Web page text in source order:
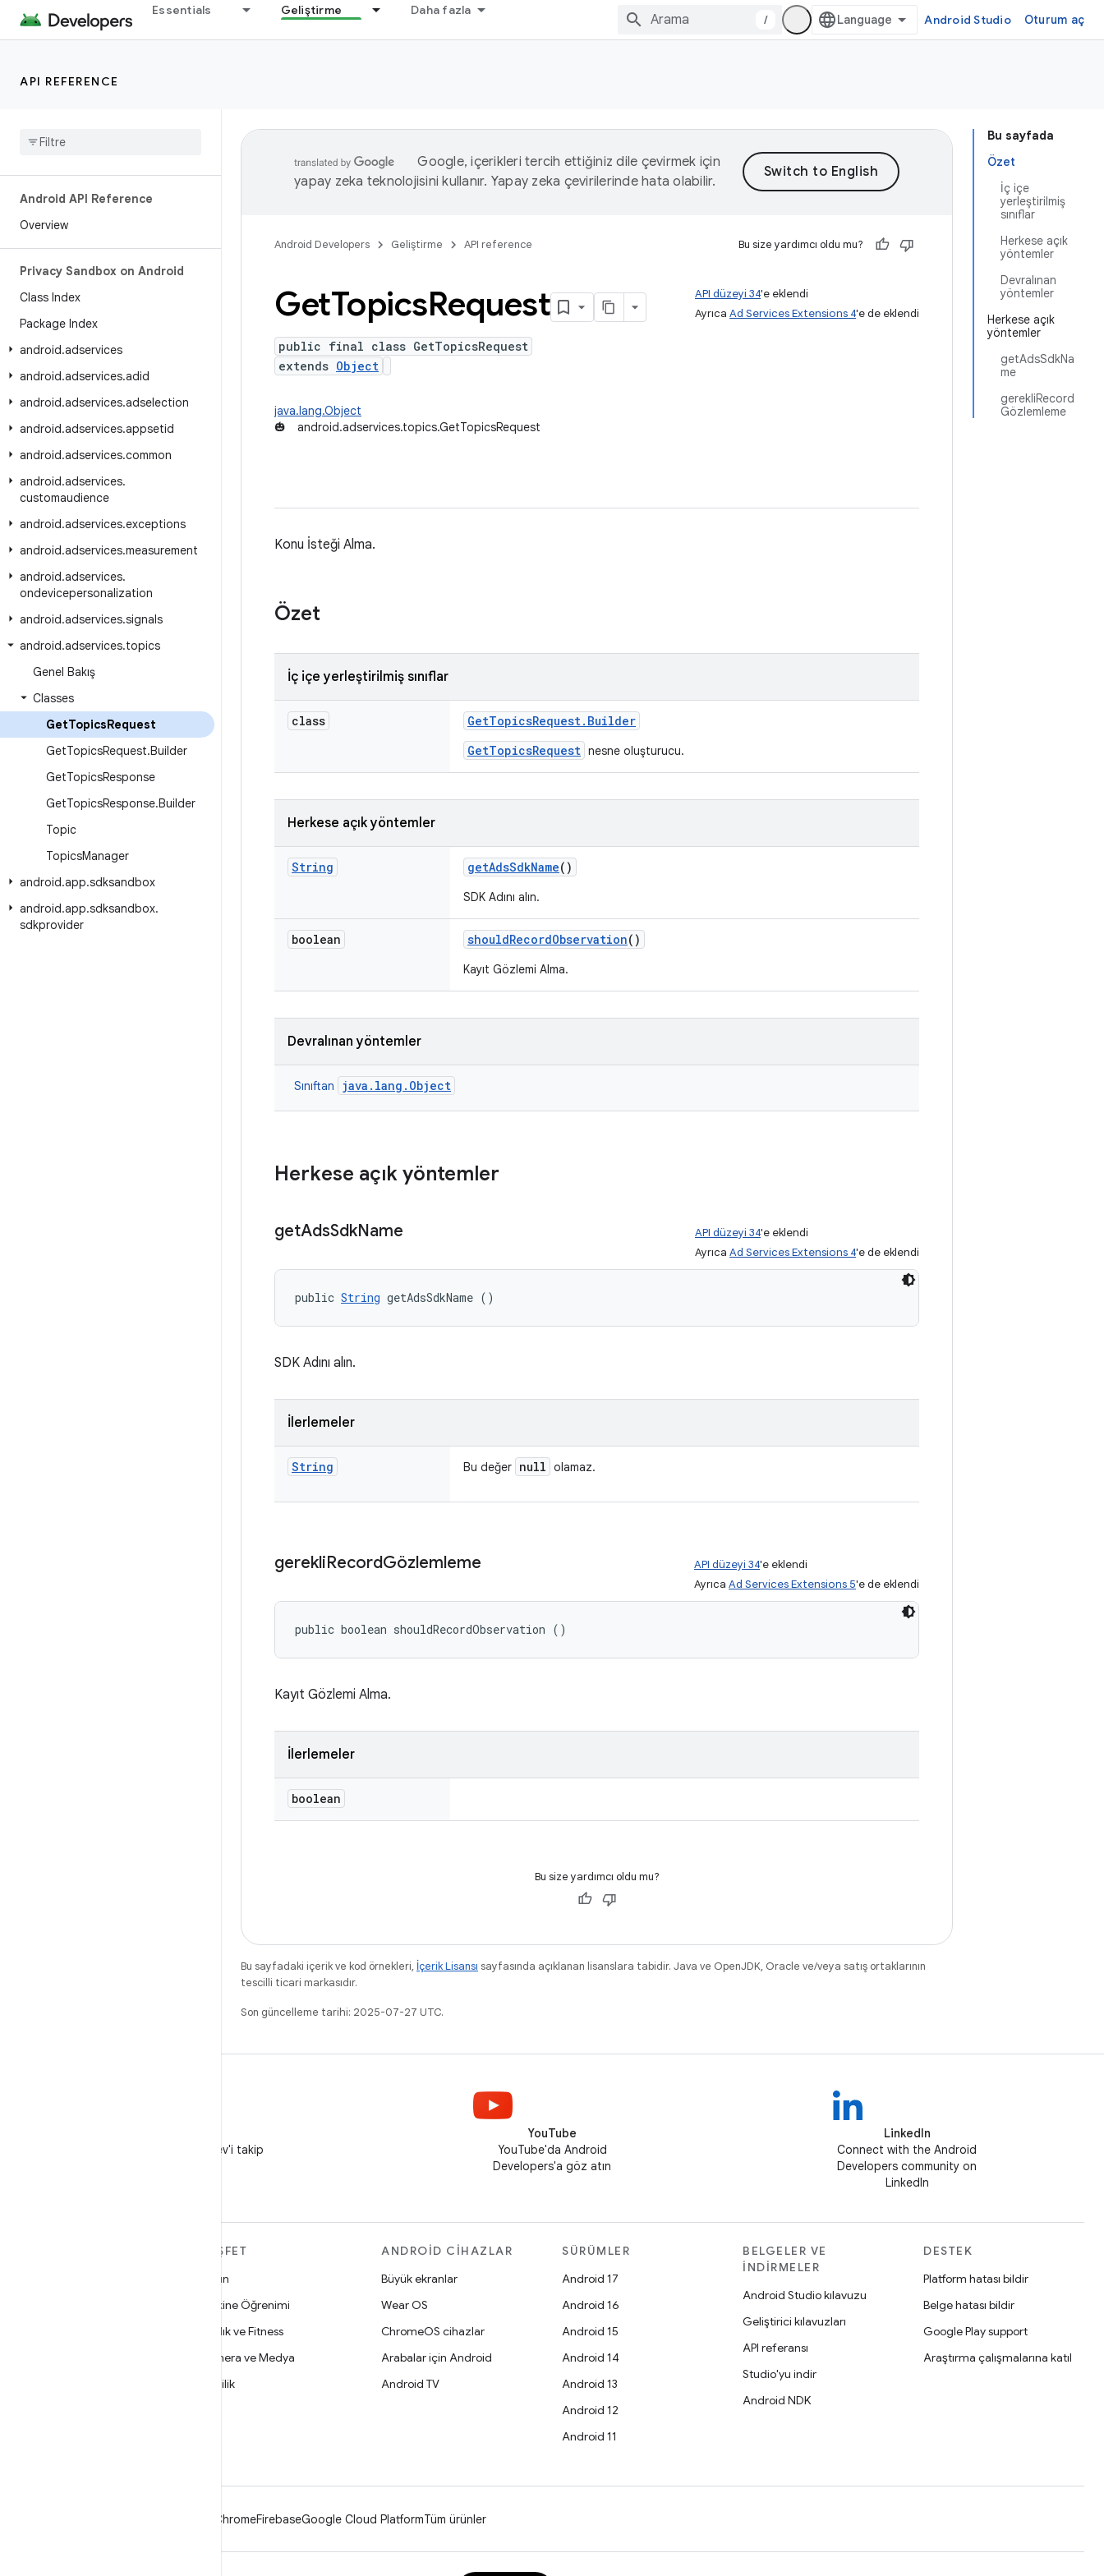
Essentials Geliştirme Daha fazla
/ Android Studio Oturum aç
API REFERENCE
Android API Reference
Overview
Privacy Sandbox on Android
Class Index
Package Index
android.adservices
android.adservices.adid
android.adservices.adselection
android.adservices.appsetid
android.adservices.common
android.adservices.
customaudience
android.adservices.exceptions
android.adservices.measurement
android.adservices.
ondevicepersonalization
android.adservices.signals
android.adservices.topics
Genel Bakış
Classes
GetTopicsRequest
GetTopicsRequest.Builder
GetTopicsResponse
GetTopicsResponse.Builder
Topic
TopicsManager
android.app.sdksandbox
android.app.sdksandbox.
sdkprovider
Bu sayfada
Özet
İç içe
yerleştirilmiş
sınıflar
Herkese açık
yöntemler
Devralınan
yöntemler
Herkese açık
yöntemler
getAdsSdkNa
me
gerekliRecord
Gözlemleme
Google, içerikleri tercih ettiğiniz dile çevirmek için
yapay zeka teknolojisini kullanır. Yapay zeka çevirilerinde hata olabilir.
Android Developers Geliştirme API reference Bu size yardımcı oldu mu?
API düzeyi 34'e eklendi
Ayrıca Ad Services Extensions 4'e de eklendi
GetTopicsRequest
public final class GetTopicsRequest
extends Object
java.lang.Object
🎃
android.adservices.topics.GetTopicsRequest
Konu İsteği Alma.
Özet
İç içe yerleştirilmiş sınıflar
class GetTopicsRequest. Builder
GetTopicsRequest nesne oluşturucu.
Herkese açık yöntemler
String getAdsSdkName()
SDK Adını alın.
boolean shouldRecordObservation()
Kayıt Gözlemi Alma.
Devralınan yöntemler
Sınıftan java.lang.Object
Herkese açık yöntemler
getAdsSdkName API düzeyi 34'e eklendi
Ayrıca Ad Services Extensions 4'e de eklendi
public String getAdsSdkName ()
SDK Adını alın.
İlerlemeler
String Bu değer null olamaz.
gerekliRecordGözlemleme API düzeyi 34'e eklendi
Ayrıca Ad Services Extensions 5'e de eklendi
public boolean shouldRecordObservation ()
Kayıt Gözlemi Alma.
İlerlemeler
boolean
Bu size yardımcı oldu mu?
Bu sayfadaki içerik ve kod örnekleri, İçerik Lisansı sayfasında açıklanan lisanslara tabidir. Java ve OpenJDK, Oracle ve/veya satış ortaklarının
tescilli ticari markasıdır.
Son güncelleme tarihi: 2025-07-27 UTC.
X'te @AndroidDev'i takip
YouTube
YouTube'da Android
Developers'a göz atın
LinkedIn
Connect with the Android
Developers community on
LinkedIn
KEŞFET
Oyun
Makine Öğrenimi
Sağlık ve Fitness
Kamera ve Medya
Gizlilik
ANDROID CIHAZLAR
Büyük ekranlar
Wear OS
ChromeOS cihazlar
Arabalar için Android
Android TV
SÜRÜMLER
Android 17
Android 16
Android 15
Android 14
Android 13
Android 12
Android 11
BELGELER VE
İNDIRMELER
Android Studio kılavuzu
Geliştirici kılavuzları
API referansı
Studio'yu indir
Android NDK
DESTEK
Platform hatası bildir
Belge hatası bildir
Google Play support
Araştırma çalışmalarına katıl
ChromeFirebaseGoogle Cloud PlatformTüm ürünler